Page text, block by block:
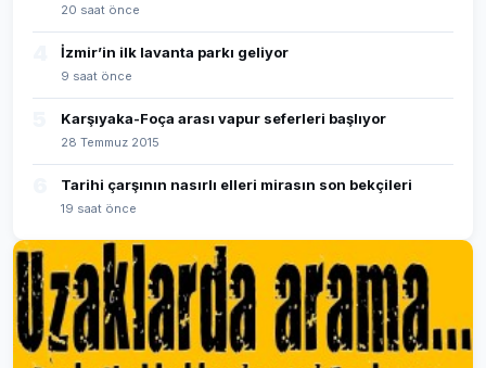
20 saat önce
İzmir’in ilk lavanta parkı geliyor
9 saat önce
Karşıyaka-Foça arası vapur seferleri başlıyor
28 Temmuz 2015
Tarihi çarşının nasırlı elleri mirasın son bekçileri
19 saat önce